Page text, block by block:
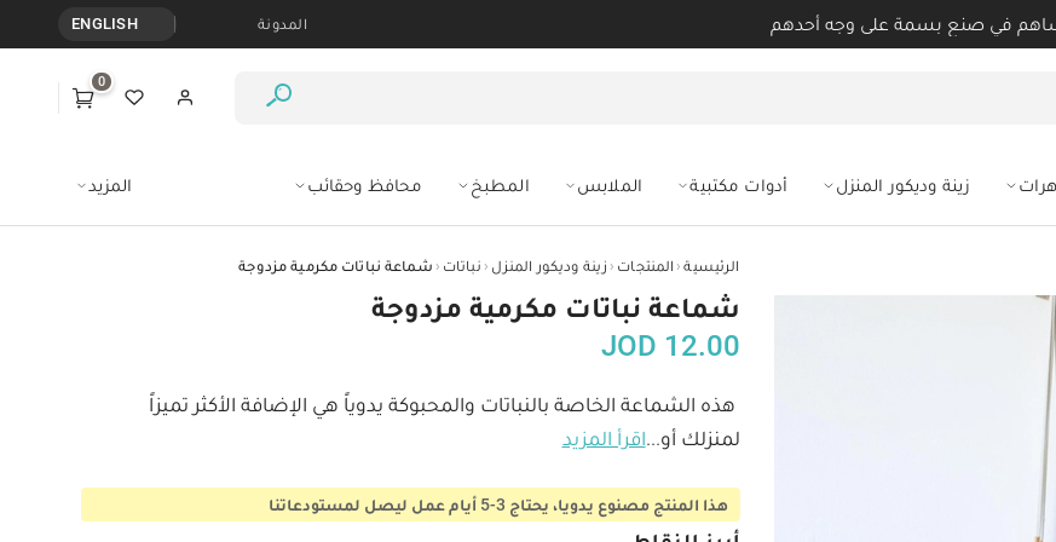
في صنع بسمة على وجه أحدهم المدونة ENGLISH
0
زينة وديكور المنزل أدوات مكتبية الملابس المطبخ محافظ وحقائب المزيد
الرئيسية ‹ المنتجات ‹ زينة وديكور المنزل ‹ نباتات ‹ شماعة نباتات مكرمية مزدوجة
شماعة نباتات مكرمية مزدوجة
JOD 12.00
هذه الشماعة الخاصة بالنباتات والمحبوكة يدوياً هي الإضافة الأكثر تميزاً
لمنزلك أو...اقرأ المزيد
هذا المنتج مصنوع يدويا، يحتاج 3-5 أيام عمل ليصل لمستودعاتنا